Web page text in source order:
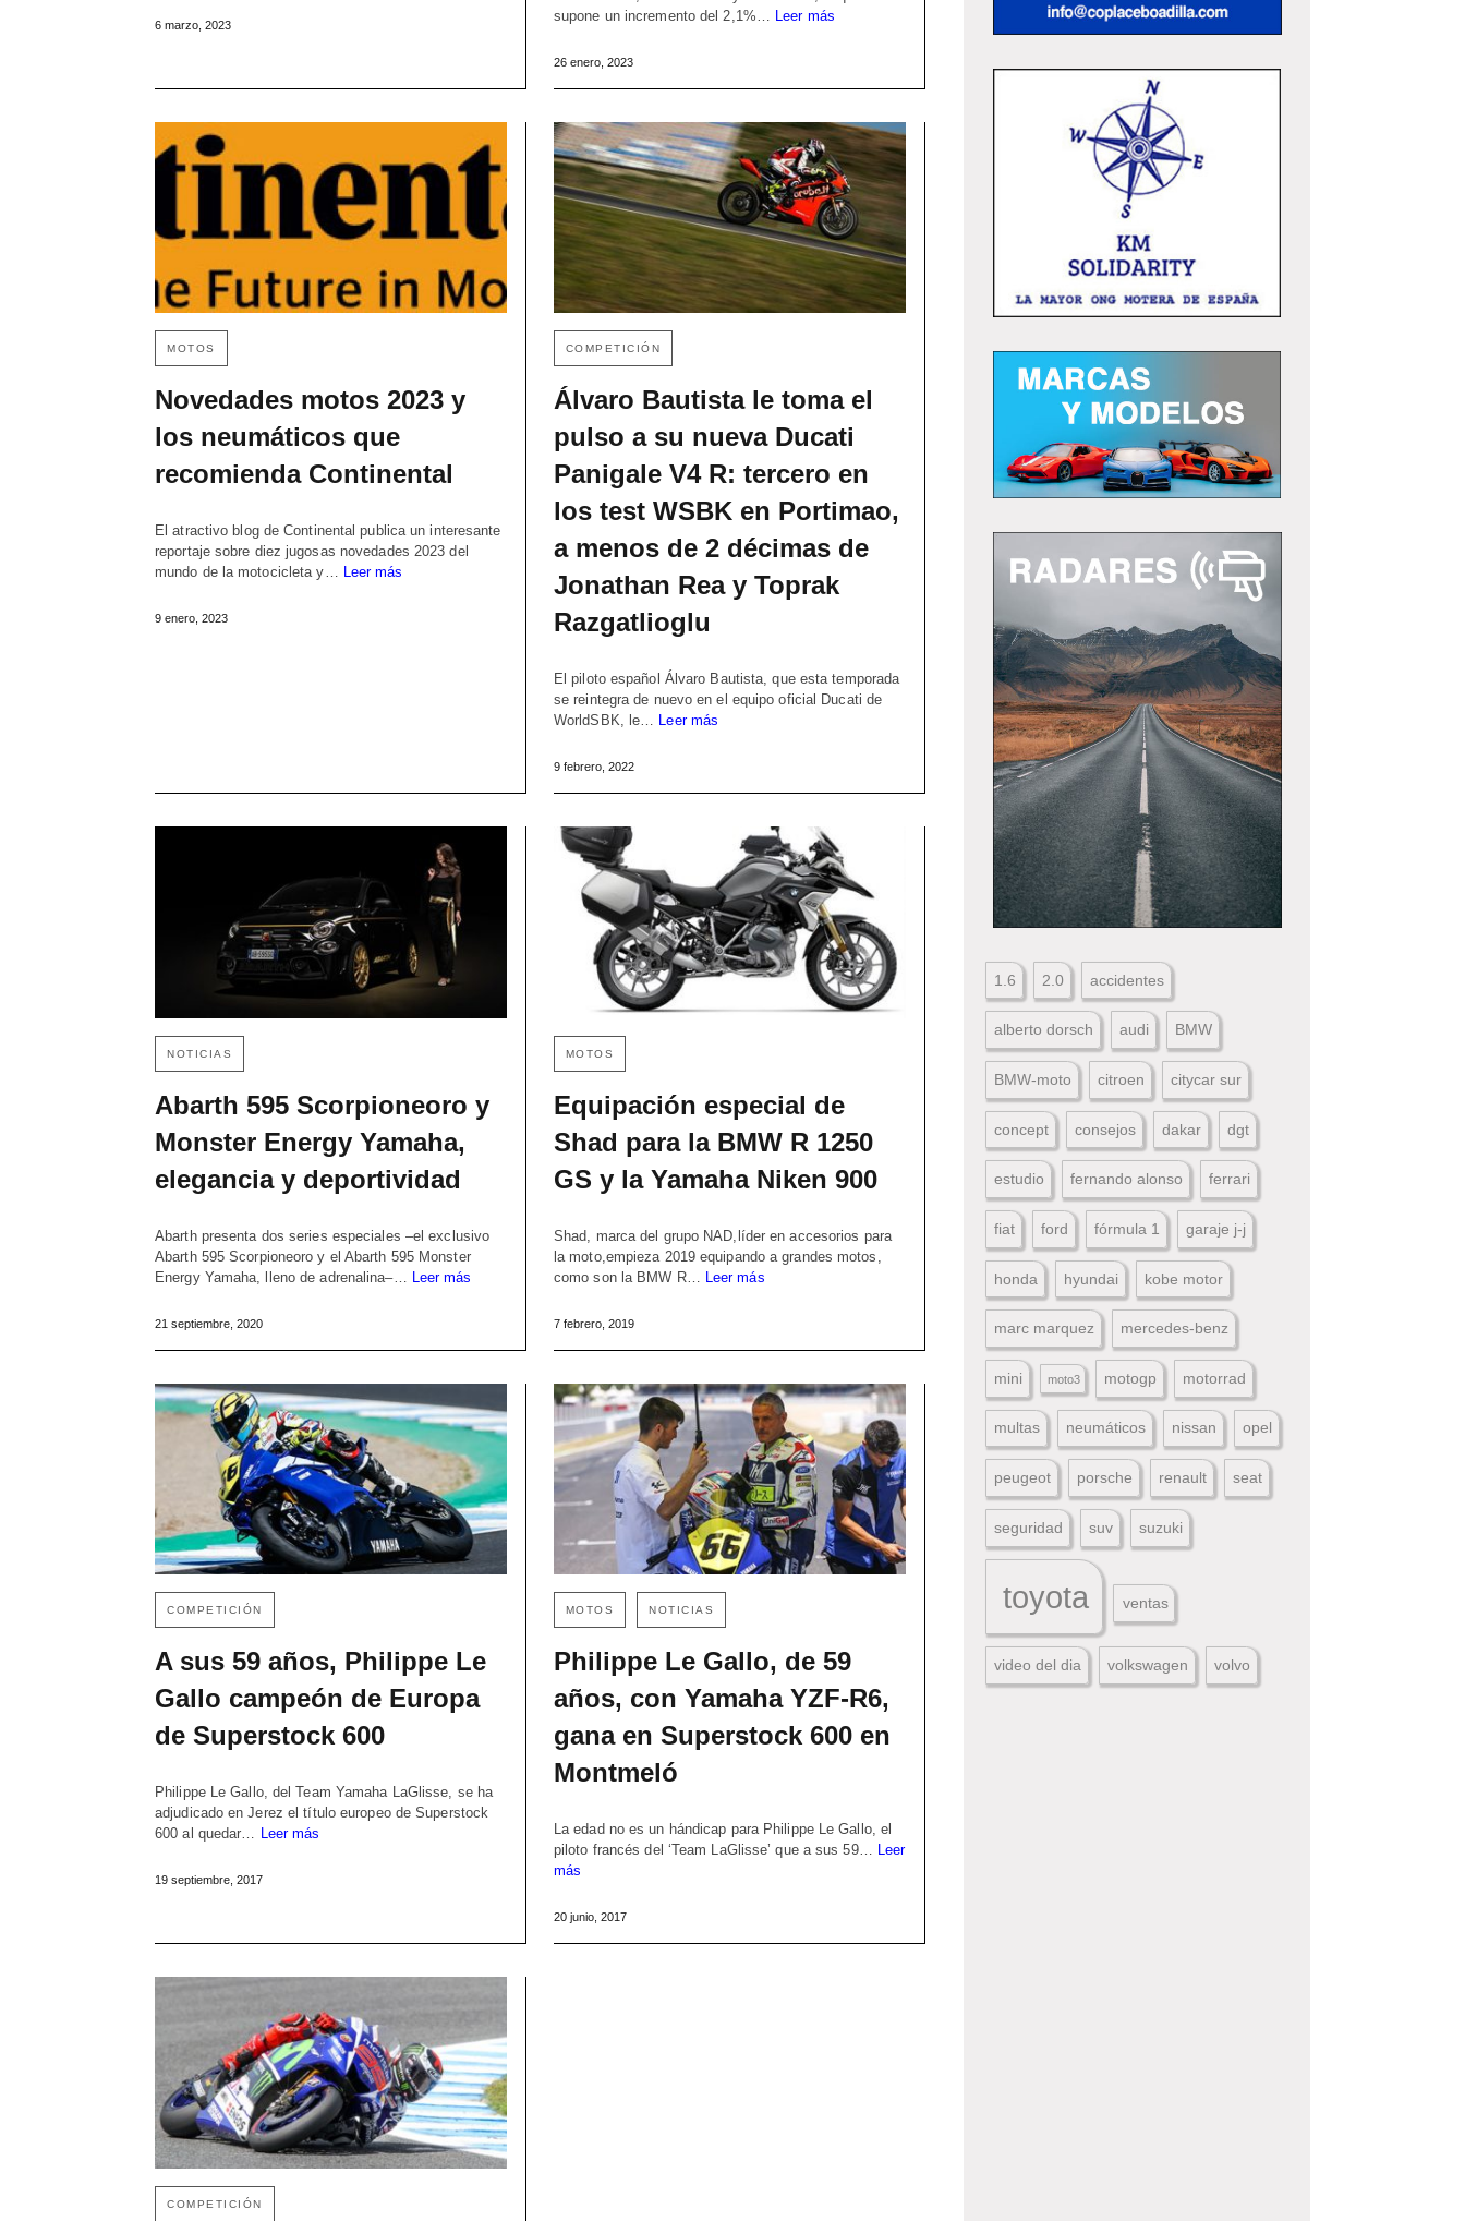
6 marzo, 2023
supone un incremento del 2,1%…
Leer más
26 enero, 2023
MOTOS
Novedades motos 2023 y
los neumáticos que
recomienda Continental
El atractivo blog de Continental publica un interesante
reportaje sobre diez jugosas novedades 2023 del
mundo de la motocicleta y… Leer más
9 enero, 2023
COMPETICIÓN
Álvaro Bautista le toma el
pulso a su nueva Ducati
Panigale V4 R: tercero en
los test WSBK en Portimao,
a menos de 2 décimas de
Jonathan Rea y Toprak
Razgatlioglu
El piloto español Álvaro Bautista, que esta temporada
se reintegra de nuevo en el equipo oficial Ducati de
WorldSBK, le… Leer más
9 febrero, 2022
NOTICIAS
Abarth 595 Scorpioneoro y
Monster Energy Yamaha,
elegancia y deportividad
Abarth presenta dos series especiales –el exclusivo
Abarth 595 Scorpioneoro y el Abarth 595 Monster
Energy Yamaha, lleno de adrenalina–…
Leer más
21 septiembre, 2020
MOTOS
Equipación especial de
Shad para la BMW R 1250
GS y la Yamaha Niken 900
Shad, marca del grupo NAD,líder en accesorios para
la moto,empieza 2019 equipando a grandes motos,
como son la BMW R…
Leer más
7 febrero, 2019
COMPETICIÓN
A sus 59 años, Philippe Le
Gallo campeón de Europa
de Superstock 600
Philippe Le Gallo, del Team Yamaha LaGlisse, se ha
adjudicado en Jerez el título europeo de Superstock
600 al quedar… Leer más
19 septiembre, 2017
MOTOS NOTICIAS
Philippe Le Gallo, de 59
años, con Yamaha YZF-R6,
gana en Superstock 600 en
Montmeló
La edad no es un hándicap para Philippe Le Gallo, el
piloto francés del ‘Team LaGlisse’ que a sus 59… Leer
más
20 junio, 2017
COMPETICIÓN
1.6 2.0 accidentes
alberto dorsch audi BMW
BMW-moto citroen citycar sur
concept consejos dakar dgt
estudio fernando alonso ferrari
fiat ford fórmula 1 garaje j-j
honda hyundai kobe motor
marc marquez mercedes-benz
mini moto3 motogp motorrad
multas neumáticos nissan opel
peugeot porsche renault seat
seguridad suv suzuki
toyota ventas
video del dia volkswagen volvo